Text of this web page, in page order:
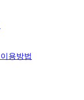
용방법